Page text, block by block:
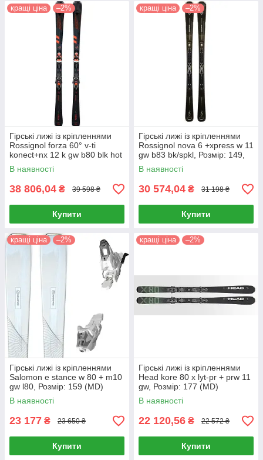
кращі ціна –2%
Гірські лижі із кріпленнями
Rossignol forza 60° v-ti
konect+nx 12 k gw b80 blk hot
red, Розмір: 171 (MD)
В наявності
38 806,04 ₴ 39 598 ₴
Купити
кращі ціна –2%
Гірські лижі із кріпленнями
Rossignol nova 6 +xpress w 11
gw b83 bk/spkl, Розмір: 149,
142, 156 (MD)
В наявності
30 574,04 ₴ 31 198 ₴
Купити
кращі ціна –2%
Гірські лижі із кріпленнями
Salomon e stance w 80 + m10
gw l80, Розмір: 159 (MD)
В наявності
23 177 ₴ 23 650 ₴
Купити
кращі ціна –2%
Гірські лижі із кріпленнями
Head kore 80 x lyt-pr + prw 11
gw, Розмір: 177 (MD)
В наявності
22 120,56 ₴ 22 572 ₴
Купити